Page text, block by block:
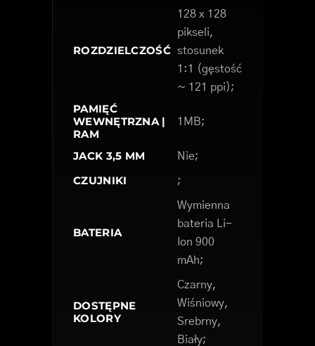
ROZDZIELCZOŚĆ
128 x 128
pikseli,
stosunek
1:1 (gęstość
~ 121 ppi);
PAMIĘĆ
WEWNĘTRZNA |
RAM
1MB;
JACK 3,5 MM Nie;
CZUJNIKI ;
BATERIA
Wymienna
bateria Li-
Ion 900
mAh;
DOSTĘPNE
KOLORY
Czarny,
Wiśniowy,
Srebrny,
Biały;